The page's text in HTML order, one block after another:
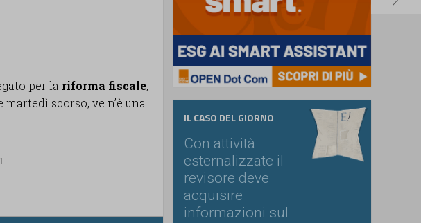
per la riforma fiscale,
scorso, ve n’è una
IL CASO DEL GIORNO
Con attività
esternalizzate il
revisore deve
acquisire
informazioni sul